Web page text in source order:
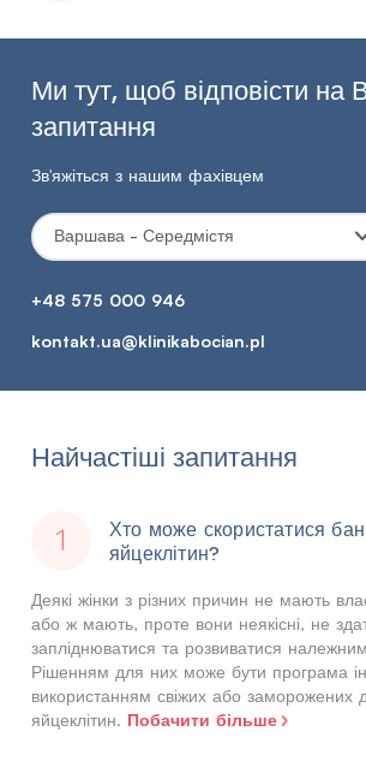
Ми тут, щоб відповісти на
запитання
Зв'яжіться з нашим фахівцем
Варшава - Середмістя
+48 575 000 946
kontakt.ua@klinikabocian.pl
Найчастіші запитання
Хто може скористатися
яйцеклітин?
Деякі жінки з різних причин не мають
або ж мають, проте вони неякісні, не
запліднюватися та розвиватися
Рішенням для них може бути програма
використанням свіжих або заморожених
яйцеклітин. Побачити більше